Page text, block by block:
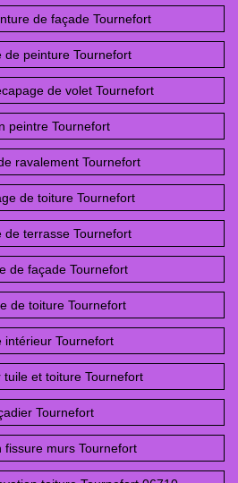
de façade Tournefort
de peinture Tournefort
de volet Tournefort
peintre Tournefort
ravalement Tournefort
de toiture Tournefort
de terrasse Tournefort
de façade Tournefort
de toiture Tournefort
intérieur Tournefort
tuile et toiture Tournefort
Tournefort
fissure murs Tournefort